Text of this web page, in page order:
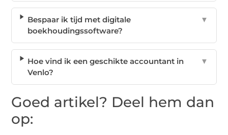
Bespaar ik tijd met digitale
boekhoudingssoftware?
▼
Hoe vind ik een geschikte accountant in
Venlo?
▼
Goed artikel? Deel hem dan
op: